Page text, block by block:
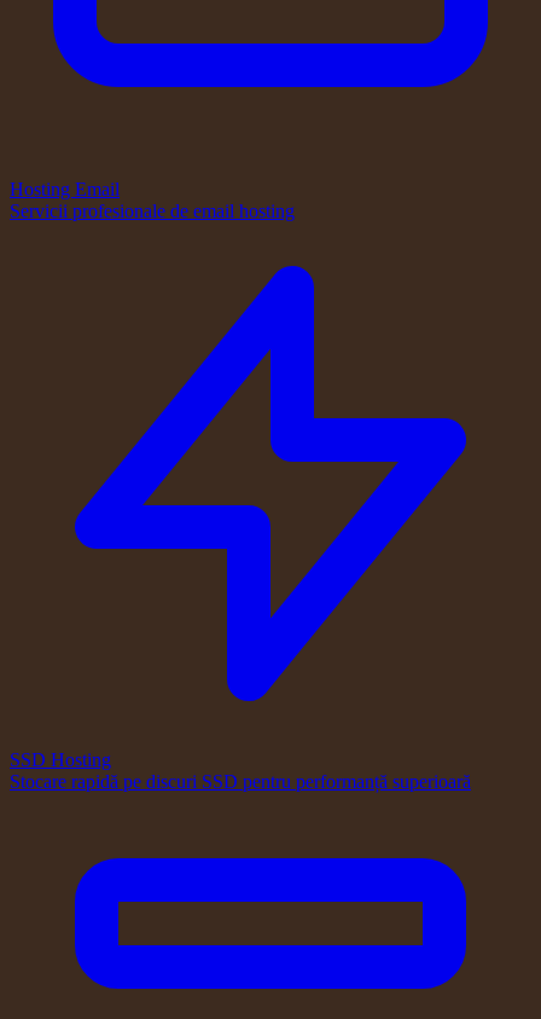
Hosting Email
Servicii profesionale de email hosting
SSD Hosting
Stocare rapidă pe discuri SSD pentru performanță superioară